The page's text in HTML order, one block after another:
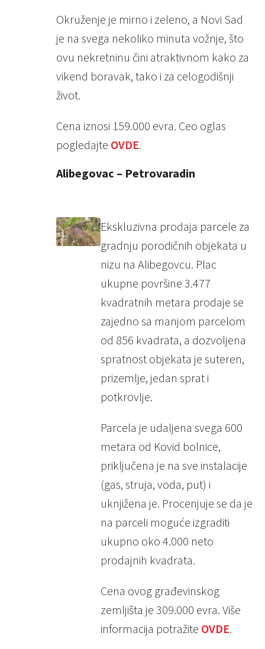
Okruženje je mirno i zeleno, a Novi Sad
je na svega nekoliko minuta vožnje, što
ovu nekretninu čini atraktivnom kako za
vikend boravak, tako i za celogodišnji
život.
Cena iznosi 159.000 evra. Ceo oglas
pogledajte OVDE.
Alibegovac – Petrovaradin
Ekskluzivna prodaja parcele za
gradnju porodičnih objekata u
nizu na Alibegovcu. Plac
ukupne površine 3.477
kvadratnih metara prodaje se
zajedno sa manjom parcelom
od 856 kvadrata, a dozvoljena
spratnost objekata je suteren,
prizemlje, jedan sprat i
potkrovlje.
Parcela je udaljena svega 600
metara od Kovid bolnice,
priključena je na sve instalacije
(gas, struja, voda, put) i
uknjižena je. Procenjuje se da je
na parceli moguće izgraditi
ukupno oko 4.000 neto
prodajnih kvadrata.
Cena ovog građevinskog
zemljišta je 309.000 evra. Više
informacija potražite OVDE.